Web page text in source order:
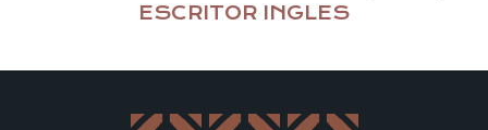
ESCRITOR INGLES